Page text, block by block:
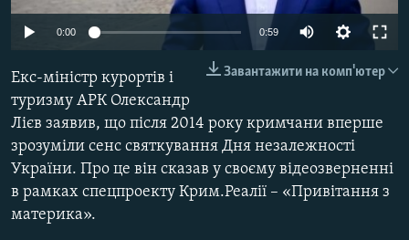
ВІДЕОУРОКИ «ELIFBE»
СВІДЧЕННЯ ОКУПАЦІЇ
УКРАЇНСЬКА ПРОБЛЕМА КРИМУ
Русский
ДОЛУЧАЙСЯ!
Усі сайти RFE/RL
0:00 0:59
Завантажити на комп'ютер
Екс-міністр курортів і
туризму АРК Олександр
Лієв заявив, що після 2014 року кримчани вперше
зрозуміли сенс святкування Дня незалежності
України. Про це він сказав у своєму відеозверненні
в рамках спецпроекту Крим.Реалії – «Привітання з
материка».